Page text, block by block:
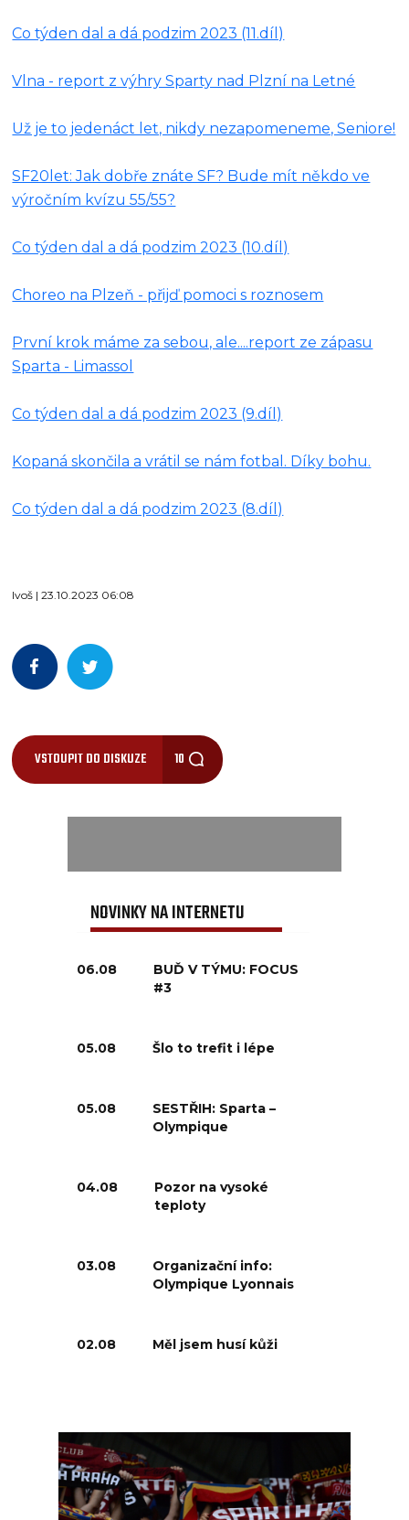
Co týden dal a dá podzim 2023 (11.díl)
Vlna - report z výhry Sparty nad Plzní na Letné
Už je to jedenáct let, nikdy nezapomeneme, Seniore!
SF20let: Jak dobře znáte SF? Bude mít někdo ve
výročním kvízu 55/55?
Co týden dal a dá podzim 2023 (10.díl)
Choreo na Plzeň - přijď pomoci s roznosem
První krok máme za sebou, ale....report ze zápasu
Sparta - Limassol
Co týden dal a dá podzim 2023 (9.díl)
Kopaná skončila a vrátil se nám fotbal. Díky bohu.
Co týden dal a dá podzim 2023 (8.díl)
Ivoš | 23.10.2023 06:08
VSTOUPIT DO DISKUZE 10
NOVINKY NA INTERNETU
06.08
BUĎ V TÝMU: FOCUS
#3
05.08 Šlo to trefit i lépe
05.08
SESTŘIH: Sparta –
Olympique
04.08
Pozor na vysoké
teploty
03.08
Organizační info:
Olympique Lyonnais
02.08 Měl jsem husí kůži